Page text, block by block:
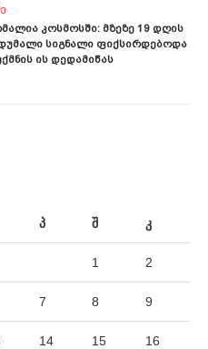
Კოსმოსში: Მზეზე 19 Დღის
Სიგნალი Ფიქსირდებოდა
Ის Დედამიწას
პ შ კ
1 2
7 8 9
14 15 16